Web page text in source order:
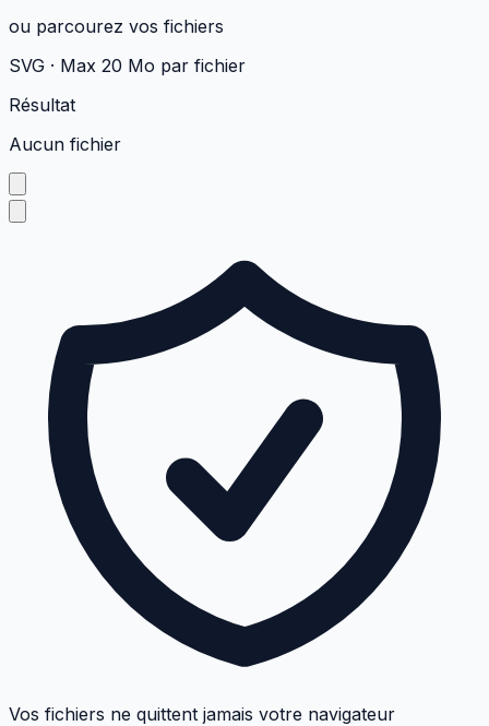
ou parcourez vos fichiers
SVG · Max 20 Mo par fichier
Résultat
Aucun fichier
Vos fichiers ne quittent jamais votre navigateur